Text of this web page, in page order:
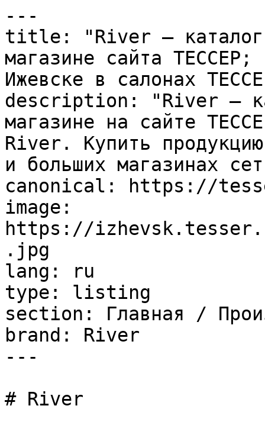
---
title: "River – каталог
магазине сайта
Ижевске в салонах
description: "River –
магазине на сайте
River. Купить
и больших магазинах
canonical: https://
image:
https://
.jpg
lang: ru
type: listing
section: Главная /
brand: River
---
# River